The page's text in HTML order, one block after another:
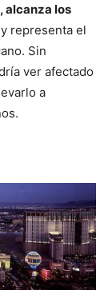
alcanza los
y representa el
Sin
ver afectado
a